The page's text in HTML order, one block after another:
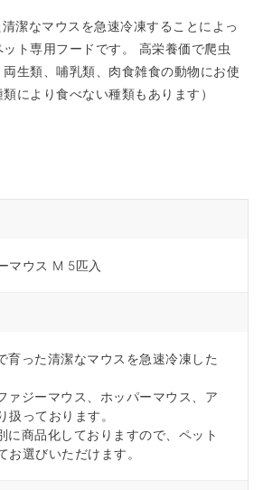
潔なマウスを急速冷凍することによっ
ト専用フードです。 高栄養価で爬虫
生類、哺乳類、肉食雑食の動物にお使
により食べない種類もあります）
マウス M 5匹入
育った清潔なマウスを急速冷凍した
ァジーマウス、ホッパーマウス、ア
扱っております。
商品化しておりますので、ペット
お選びいただけます。